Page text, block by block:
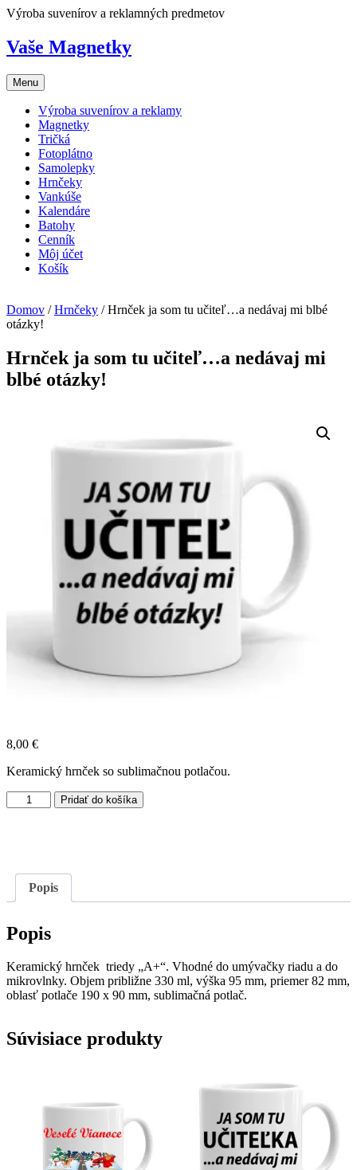
Skip
content
Výroba suvenírov a reklamných predmetov
Vaše Magnetky
Menu
Výroba suvenírov a reklamy
Magnetky
Tričká
Fotoplátno
Samolepky
Hrnčeky
Vankúše
Kalendáre
Batohy
Cenník
Môj účet
Košík
Domov /Hrnčeky / Hrnček ja som tu učiteľ…a nedávaj mi blbé
otázky!
Hrnček ja som tu učiteľ…a nedávaj mi
blbé otázky!
8,00 €
Keramický hrnček so sublimačnou potlačou.
množstvo
Hrnček
nedávaj
mi
otázky!
Pridať do košíka
Popis
Popis
Keramický hrnček triedy „A+“. Vhodné do umývačky riadu a do
mikrovlnky. Objem približne 330 ml, výška 95 mm, priemer 82 mm,
oblasť potlače 190 x 90 mm, sublimačná potlač.
Súvisiace produkty